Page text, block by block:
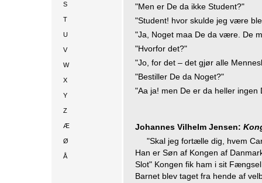
S
T
U
V
W
X
Y
Z
Æ
Ø
Å
"Men er De da ikke Student?"
"Student! hvor skulde jeg være
"Ja, Noget maa De da være. De
"Hvorfor det?"
"Jo, for det – det gjør alle
"Bestiller De da Noget?"
"Aa ja! men De er da heller ingen
Johannes Vilhelm Jensen:
"Skal jeg fortælle dig, hvem
Han er Søn af Kongen af
Slot" Kongen fik ham i sit
Barnet blev taget fra hende af